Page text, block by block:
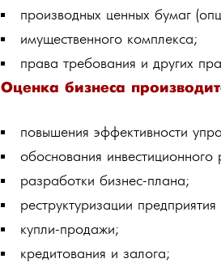
производных ценных бумаг
имущественного комплекса;
права требования и других
Оценка бизнеса
повышения эффективности
обоснования инвестиционного
разработки бизнес-плана;
реструктуризации
купли-продажи;
кредитования и залога;